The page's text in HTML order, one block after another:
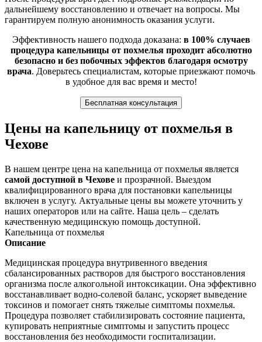
дальнейшему восстановлению и отвечает на вопросы. Мы
гарантируем полную анонимность оказания услуги.
Эффективность нашего подхода доказана: в 100% случаев
процедура капельницы от похмелья проходит абсолютно
безопасно и без побочных эффектов благодаря осмотру
врача. Доверьтесь специалистам, которые приезжают помочь
в удобное для вас время и место!
Бесплатная консультация
Цены на капельницу от похмелья в
Чехове
В нашем центре цена на капельница от похмелья является
самой доступной в Чехове и прозрачной. Выездом
квалифицированного врача для постановки капельницы
включен в услугу. Актуальные цены вы можете уточнить у
наших операторов или на сайте. Наша цель – сделать
качественную медицинскую помощь доступной.
Капельница от похмелья
Описание
Медицинская процедура внутривенного введения
сбалансированных растворов для быстрого восстановления
организма после алкогольной интоксикации. Она эффективно
восстанавливает водно-солевой баланс, ускоряет выведение
токсинов и помогает снять тяжелые симптомы похмелья.
Процедура позволяет стабилизировать состояние пациента,
купировать неприятные симптомы и запустить процесс
восстановления без необходимости госпитализации.